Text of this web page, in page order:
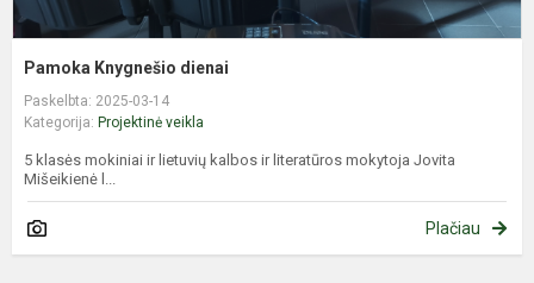
Pamoka Knygnešio dienai
Paskelbta: 2025-03-14
Kategorija: Projektinė veikla
5 klasės mokiniai ir lietuvių kalbos ir literatūros mokytoja Jovita
Mišeikienė l...
Plačiau